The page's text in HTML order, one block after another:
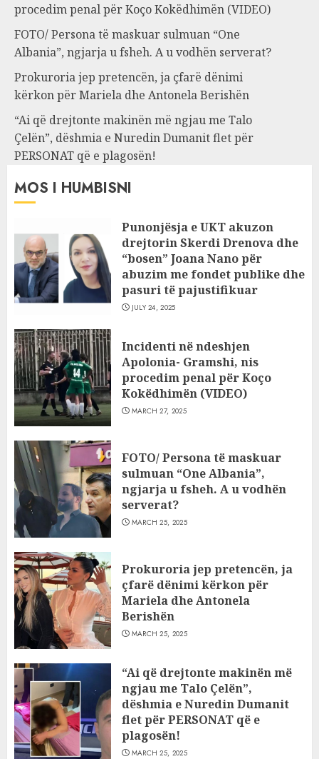
procedim penal për Koço Kokëdhimën (VIDEO)
FOTO/ Persona të maskuar sulmuan “One
Albania”, ngjarja u fsheh. A u vodhën serverat?
Prokuroria jep pretencën, ja çfarë dënimi
kërkon për Mariela dhe Antonela Berishën
“Ai që drejtonte makinën më ngjau me Talo
Çelën”, dëshmia e Nuredin Dumanit flet për
PERSONAT që e plagosën!
MOS I HUMBISNI
Punonjësja e UKT akuzon
drejtorin Skerdi Drenova dhe
“bosen” Joana Nano për
abuzim me fondet publike dhe
pasuri të pajustifikuar
JULY 24, 2025
Incidenti në ndeshjen
Apolonia- Gramshi, nis
procedim penal për Koço
Kokëdhimën (VIDEO)
MARCH 27, 2025
FOTO/ Persona të maskuar
sulmuan “One Albania”,
ngjarja u fsheh. A u vodhën
serverat?
MARCH 25, 2025
Prokuroria jep pretencën, ja
çfarë dënimi kërkon për
Mariela dhe Antonela
Berishën
MARCH 25, 2025
“Ai që drejtonte makinën më
ngjau me Talo Çelën”,
dëshmia e Nuredin Dumanit
flet për PERSONAT që e
plagosën!
MARCH 25, 2025